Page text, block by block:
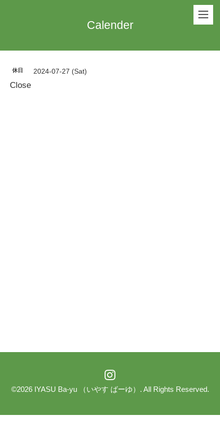
Calender
休日 2024-07-27 (Sat)
Close
©2026 IYASU Ba-yu （いやす ばーゆ） . All Rights Reserved.